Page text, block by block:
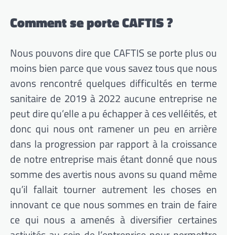
Comment se porte CAFTIS ?
Nous pouvons dire que CAFTIS se porte plus ou
moins bien parce que vous savez tous que nous
avons rencontré quelques difficultés en terme
sanitaire de 2019 à 2022 aucune entreprise ne
peut dire qu’elle a pu échapper à ces velléités, et
donc qui nous ont ramener un peu en arrière
dans la progression par rapport à la croissance
de notre entreprise mais étant donné que nous
somme des avertis nous avons su quand même
qu’il fallait tourner autrement les choses en
innovant ce que nous sommes en train de faire
ce qui nous a amenés à diversifier certaines